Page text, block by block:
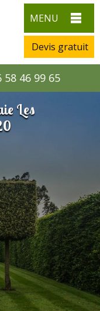
MENU
Devis gratuit
58 46 99 65
Les